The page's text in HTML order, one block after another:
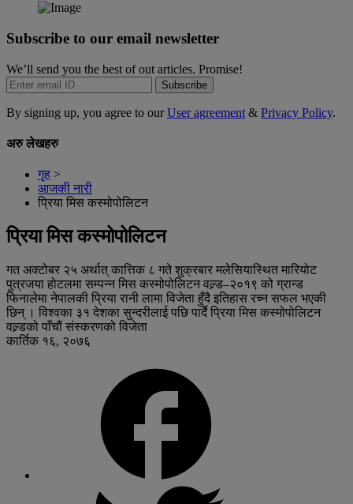
Subscribe to our email newsletter
We’ll send you the best of out articles. Promise!
Subscribe
By signing up, you agree to ourUser agreement & Privacy Policy.
अरु लेखहरु
गृह >
आजकी नारी
प्रिया मिस कस्मोपोलिटन
प्रिया मिस कस्मोपोलिटन
गत अक्टोबर २५ अर्थात् कात्तिक ८ गते शुक्रबार मलेसियास्थित मारियोट
पुत्रजया होटलमा सम्पन्न मिस कस्मोपोलिटन वल्र्ड–२०१९ को ग्रान्ड
फिनालेमा नेपालकी प्रिया रानी लामा विजेता हुँदै इतिहास रच्न सफल भएकी
छिन् । विश्वका ३१ देशका सुन्दरीलाई पछि पार्दै प्रिया मिस कस्मोपोलिटन
वल्र्डको पाँचौं संस्करणको विजेता
कार्तिक १६, २०७६